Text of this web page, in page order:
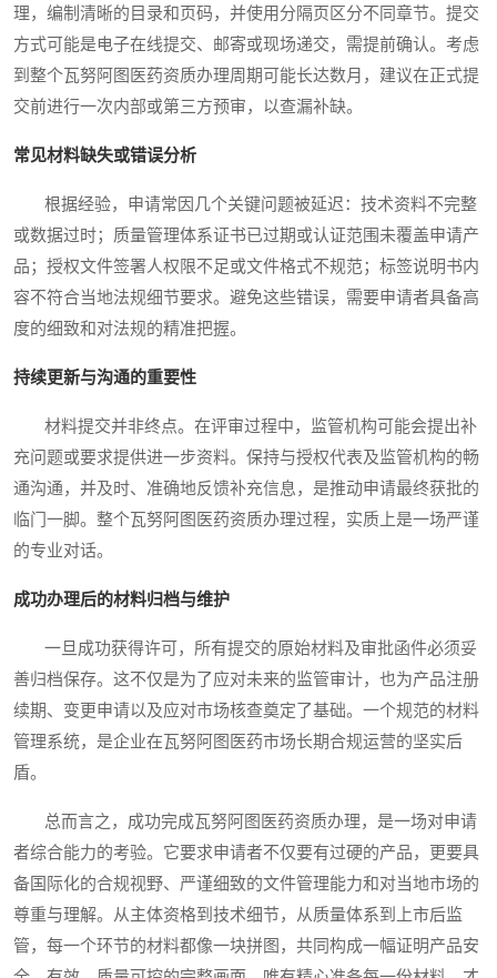
理，编制清晰的目录和页码，并使用分隔页区分不同章节。提交
方式可能是电子在线提交、邮寄或现场递交，需提前确认。考虑
到整个瓦努阿图医药资质办理周期可能长达数月，建议在正式提
交前进行一次内部或第三方预审，以查漏补缺。
常见材料缺失或错误分析
根据经验，申请常因几个关键问题被延迟：技术资料不完整
或数据过时；质量管理体系证书已过期或认证范围未覆盖申请产
品；授权文件签署人权限不足或文件格式不规范；标签说明书内
容不符合当地法规细节要求。避免这些错误，需要申请者具备高
度的细致和对法规的精准把握。
持续更新与沟通的重要性
材料提交并非终点。在评审过程中，监管机构可能会提出补
充问题或要求提供进一步资料。保持与授权代表及监管机构的畅
通沟通，并及时、准确地反馈补充信息，是推动申请最终获批的
临门一脚。整个瓦努阿图医药资质办理过程，实质上是一场严谨
的专业对话。
成功办理后的材料归档与维护
一旦成功获得许可，所有提交的原始材料及审批函件必须妥
善归档保存。这不仅是为了应对未来的监管审计，也为产品注册
续期、变更申请以及应对市场核查奠定了基础。一个规范的材料
管理系统，是企业在瓦努阿图医药市场长期合规运营的坚实后
盾。
总而言之，成功完成瓦努阿图医药资质办理，是一场对申请
者综合能力的考验。它要求申请者不仅要有过硬的产品，更要具
备国际化的合规视野、严谨细致的文件管理能力和对当地市场的
尊重与理解。从主体资格到技术细节，从质量体系到上市后监
管，每一个环节的材料都像一块拼图，共同构成一幅证明产品安